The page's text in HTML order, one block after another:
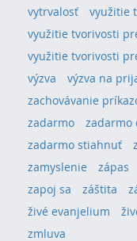
vytrvalosť
využitie
využitie tvorivosti
využitie tvorivosti
výzva
výzva na
zachovávanie
zadarmo
zadarmo
zadarmo stiahnuť
zamyslenie
zápas
zapoj sa
záštita
živé evanjelium
zmluva